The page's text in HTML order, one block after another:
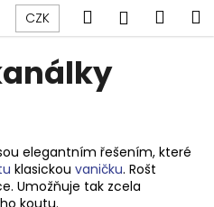
CZK Hledat
elegantním řešením, které
klasickou vaničku. Rošt
Umožňuje tak zcela
koutu.